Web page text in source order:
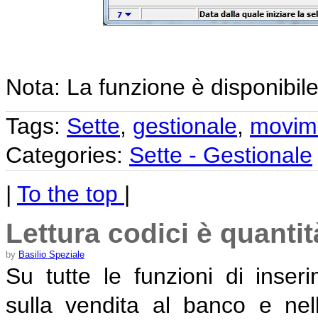
Nota: La funzione è
Tags: Sette, gestionale,
Categories: Sette - Gestionale
| To the top |
Lettura codici è
by Basilio Speziale
Su tutte le funzioni di
sulla vendita al banco e